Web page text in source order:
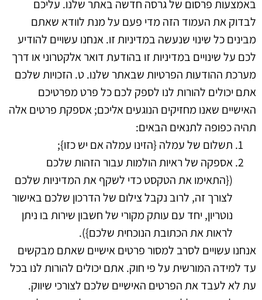
באמצעות פרסום של גרסה חדשה באתר שלנו. עליכם
לבדוק את העמוד הזה מדי פעם על מנת לוודא שאתם
מבינים כל שינוי שנעשה במדיניות זו. אנחנו עשויים להודיע
לכם על שינויים במדיניות זו בהודעת דואר אלקטרוני או דרך
מערכת ההודעות הפרטיות שבאתר שלנו.ט. הזכויות שלכם
אתם יכולים להורות לנו לספק לכם כל פרט מפרטיכם
האישיים שאנו מחזיקים הנוגעים אליכם; אספקת פרטים אלה
תהיה כפופה לתנאים הבאים:
תשלום של עמלה {הזינו עמלה אם יש כזו};
אספקה של ראיות הולמות עבור הזהות שלכם
({התאימו את הטקסט כדי לשקף את המדיניות שלכם
לצורך זה, לרוב נקבל צילום של הדרכון שלכם באישור
נוטריון, יחד עם עותק מקורי של חשבון שירות בו ניתן
לראות את הכתובת הנוכחית שלכם}).
אנחנו עשויים לסרב למסור פרטים אישיים שאתם מבקשים
עד למידה המורשית על פי חוק.אתם יכולים להורות לנו בכל
עת לא לעבד את הפרטים האישיים שלכם לצורכי שיווק.